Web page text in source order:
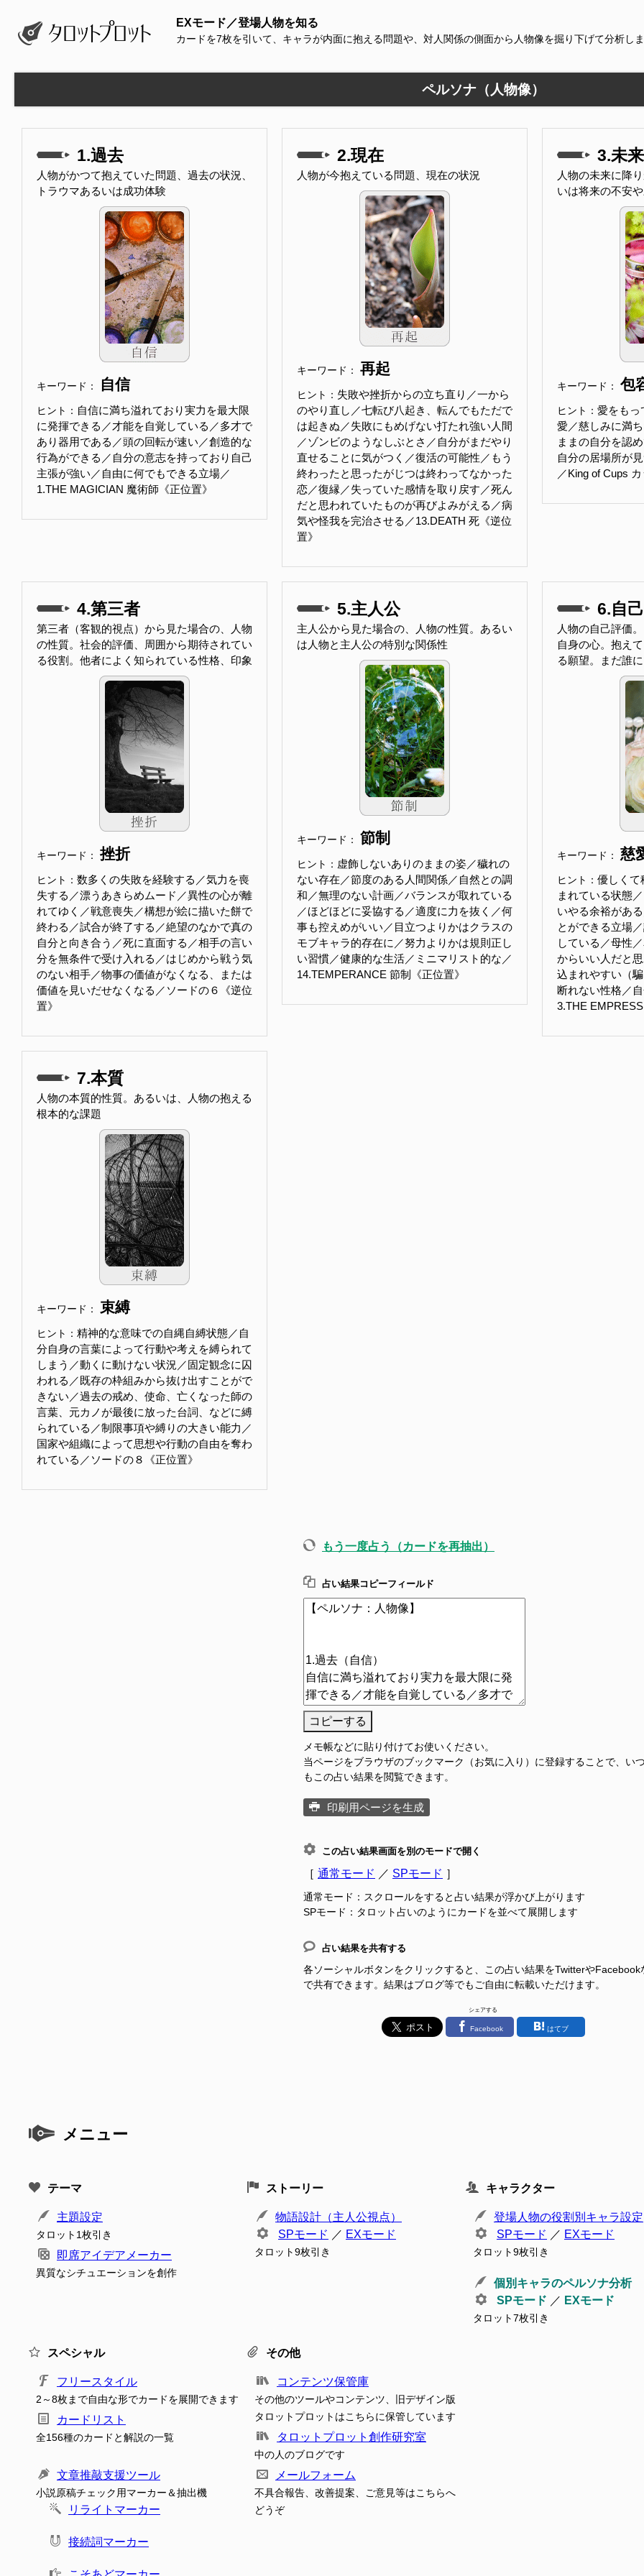
EXモード／登場人物を知る
カードを7枚を引いて、キャラが内面に抱える問題や、対人関係の側面から人物像を掘り下げて分析し
ペルソナ（人物像）
1.過去
人物がかつて抱えていた問題、過去の状況、
トラウマあるいは成功体験
キーワード： 自信
ヒント： 自信に満ち溢れており実力を最大限
に発揮できる／才能を自覚している／多才で
あり器用である／頭の回転が速い／創造的な
行為ができる／自分の意志を持っており自己
主張が強い／自由に何でもできる立場／
1.THE MAGICIAN 魔術師《正位置》
2.現在
人物が今抱えている問題、現在の状況
キーワード： 再起
ヒント： 失敗や挫折からの立ち直り／一から
のやり直し／七転び八起き、転んでもただで
は起きぬ／失敗にもめげない打たれ強い人間
／ゾンビのようなしぶとさ／自分がまだやり
直せることに気がつく／復活の可能性／もう
終わったと思ったがじつは終わってなかった
恋／復縁／失っていた感情を取り戻す／死ん
だと思われていたものが再びよみがえる／病
気や怪我を完治させる／13.DEATH 死《逆位
置》
3.未来
人物の未来に降
いは将来の不安
キーワード： 包
ヒント： 愛をもっ
愛／慈しみに満
ままの自分を認
自分の居場所が
／King of Cups
4.第三者
第三者（客観的視点）から見た場合の、人物
の性質。社会的評価、周囲から期待されてい
る役割。他者によく知られている性格、印象
キーワード： 挫折
ヒント： 数多くの失敗を経験する／気力を喪
失する／漂うあきらめムード／異性の心が離
れてゆく／戦意喪失／構想が絵に描いた餅で
終わる／試合が終了する／絶望のなかで真の
自分と向き合う／死に直面する／相手の言い
分を無条件で受け入れる／はじめから戦う気
のない相手／物事の価値がなくなる、または
価値を見いだせなくなる／ソードの６《逆位
置》
5.主人公
主人公から見た場合の、人物の性質。あるい
は人物と主人公の特別な関係性
キーワード： 節制
ヒント： 虚飾しないありのままの姿／穢れの
ない存在／節度のある人間関係／自然との調
和／無理のない計画／バランスが取れている
／ほどほどに妥協する／適度に力を抜く／何
事も控えめがいい／目立つよりかはクラスの
モブキャラ的存在に／努力よりかは規則正し
い習慣／健康的な生活／ミニマリスト的な／
14.TEMPERANCE 節制《正位置》
6.自己
人物の自己評価
自身の心。抱え
る願望。まだ誰
キーワード： 慈
ヒント： 優しくて
まれている状態
いやる余裕があ
とができる立場
している／母性
からいい人だと
込まれやすい（
断れない性格／
3.THE
7.本質
人物の本質的性質。あるいは、人物の抱える
根本的な課題
キーワード： 束縛
ヒント： 精神的な意味での自縄自縛状態／自
分自身の言葉によって行動や考えを縛られて
しまう／動くに動けない状況／固定観念に囚
われる／既存の枠組みから抜け出すことがで
きない／過去の戒め、使命、亡くなった師の
言葉、元カノが最後に放った台詞、などに縛
られている／制限事項や縛りの大きい能力／
国家や組織によって思想や行動の自由を奪わ
れている／ソードの８《正位置》
もう一度占う（カードを再抽出）
占い結果コピーフィールド
コピーする
メモ帳などに貼り付けてお使いください。
当ページをブラウザのブックマーク（お気に入り）に登録することで、い
もこの占い結果を閲覧できます。
印刷用ページを生成
この占い結果画面を別のモードで開く
［ 通常モード ／ SPモード ］
通常モード：スクロールをすると占い結果が浮かび上がります
SPモード：タロット占いのようにカードを並べて展開します
占い結果を共有する
各ソーシャルボタンをクリックすると、この占い結果をTwitterやFacebook
で共有できます。結果はブログ等でもご自由に転載いただけます。
シェアする
Facebook はてブ
メニュー
テーマ
主題設定
タロット1枚引き
即席アイデアメーカー
異質なシチュエーションを創作
ストーリー
物語設計（主人公視点）
SPモード ／ EXモード
タロット9枚引き
キャラクター
登場人物の役割別キャラ設定
SPモード ／ EXモード
タロット9枚引き
個別キャラのペルソナ分析
SPモード ／ EXモード
タロット7枚引き
スペシャル
フリースタイル
2～8枚まで自由な形でカードを展開できます
カードリスト
全156種のカードと解説の一覧
文章推敲支援ツール
小説原稿チェック用マーカー＆抽出機
リライトマーカー
接続詞マーカー
その他
コンテンツ保管庫
その他のツールやコンテンツ、旧デザイン版
タロットプロットはこちらに保管しています
タロットプロット創作研究室
中の人のブログです
メールフォーム
不具合報告、改善提案、ご意見等はこちらへ
どうぞ